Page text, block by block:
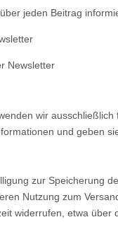
jeden Beitrag
Newsletter
wir ausschließlich
und geben
zur Speicherung
Nutzung zum
widerrufen, etwa über